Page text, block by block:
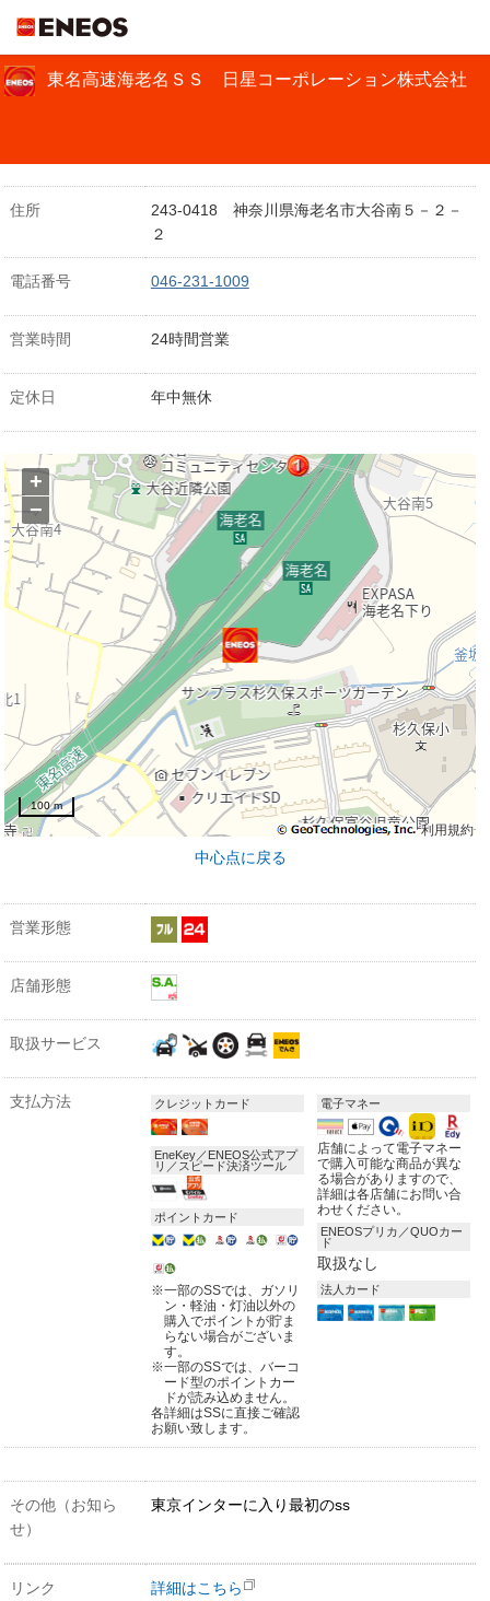
東名高速海老名ＳＳ 日星コーポレーション株式会社
住所
243-0418 神奈川県海老名市大谷南５－２－
２
電話番号 046-231-1009
営業時間 24時間営業
定休日 年中無休
利用規約
+
−
100 m
中心点に戻る
営業形態
店舗形態
取扱サービス
支払方法 クレジットカード
EneKey／ENEOS公式アプ
リ／スピード決済ツール
ポイントカード
※一部のSSでは、ガソリ
ン・軽油・灯油以外の
購入でポイントが貯ま
らない場合がございま
す。
※一部のSSでは、バーコ
ード型のポイントカー
ドが読み込めません。
各詳細はSSに直接ご確認
お願い致します。
電子マネー
店舗によって電子マネー
で購入可能な商品が異な
る場合がありますので、
詳細は各店舗にお問い合
わせください。
ENEOSプリカ／QUOカー
ド
取扱なし
法人カード
その他（お知ら
せ）
東京インターに入り最初のss
リンク 詳細はこちら